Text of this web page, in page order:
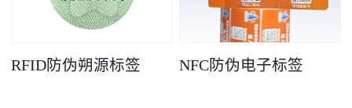
RFID防伪朔源标签 NFC防伪电子标签